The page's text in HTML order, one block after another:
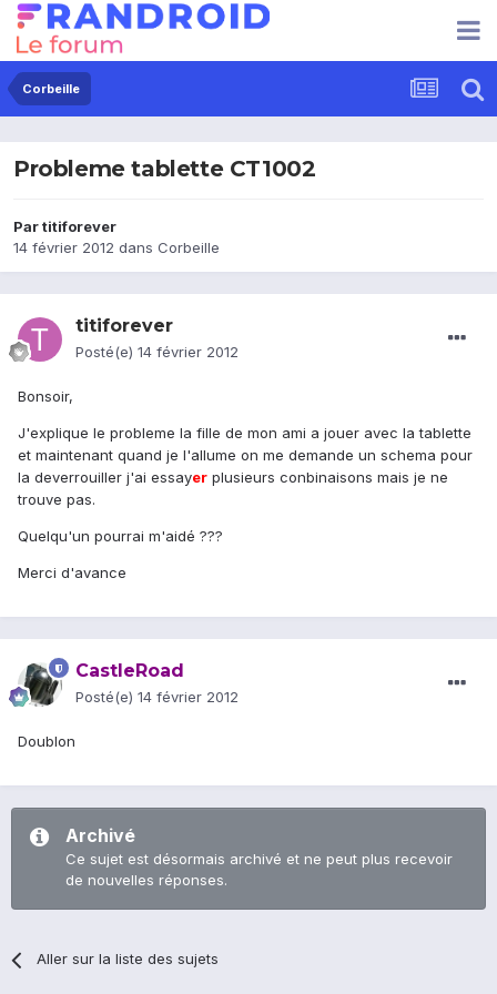
Corbeille
Probleme tablette CT1002
Partitiforever
14 février 2012 dans Corbeille
titiforever
Posté(e) 14 février 2012
Bonsoir,
J'explique le probleme la fille de mon ami a jouer avec la tablette
et maintenant quand je l'allume on me demande un schema pour
la deverrouiller j'ai essayer plusieurs conbinaisons mais je ne
trouve pas.
Quelqu'un pourrai m'aidé ???
Merci d'avance
CastleRoad
Posté(e) 14 février 2012
Doublon
Archivé
Ce sujet est désormais archivé et ne peut plus recevoir
de nouvelles réponses.
Aller sur la liste des sujets